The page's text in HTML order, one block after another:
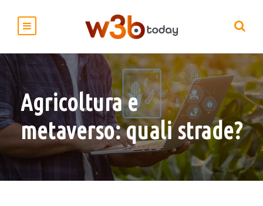
Agricoltura e
metaverso: quali strade?